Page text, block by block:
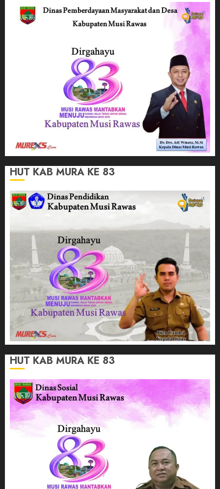
HUT KAB MURA KE 83
HUT KAB MURA KE 83